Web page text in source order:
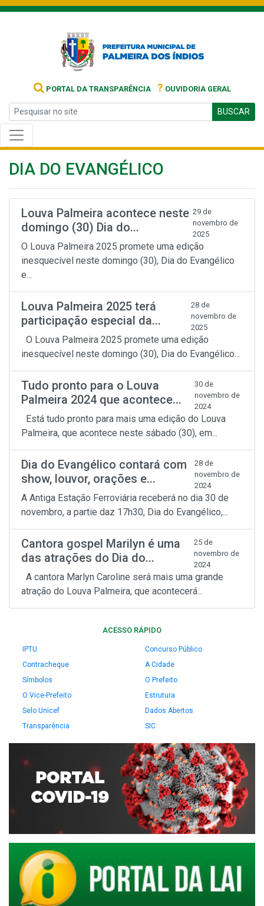
PORTAL DA TRANSPARÊNCIA ? OUVIDORIA GERAL
BUSCAR
DIA DO EVANGÉLICO
Louva Palmeira acontece neste
domingo (30) Dia do...
29 de
novembro de
2025
O Louva Palmeira 2025 promete uma edição
inesquecível neste domingo (30), Dia do Evangélico
e...
Louva Palmeira 2025 terá
participação especial da...
28 de
novembro de
2025
O Louva Palmeira 2025 promete uma edição
inesquecível neste domingo (30), Dia do Evangélico...
Tudo pronto para o Louva
Palmeira 2024 que acontece...
30 de
novembro de
2024
Está tudo pronto para mais uma edição do Louva
Palmeira, que acontece neste sábado (30), em...
Dia do Evangélico contará com
show, louvor, orações e...
28 de
novembro de
2024
A Antiga Estação Ferroviária receberá no dia 30 de
novembro, a partie daz 17h30, Dia do Evangélico,...
Cantora gospel Marilyn é uma
das atrações do Dia do...
25 de
novembro de
2024
A cantora Marlyn Caroline será mais uma grande
atração do Louva Palmeira, que acontecerá...
ACESSO RÁPIDO
IPTU
Concurso Público
Contracheque
A Cidade
Símbolos
O Prefeito
O Vice-Prefeito
Estrutura
Selo Unicef
Dados Abertos
Transparência
SIC